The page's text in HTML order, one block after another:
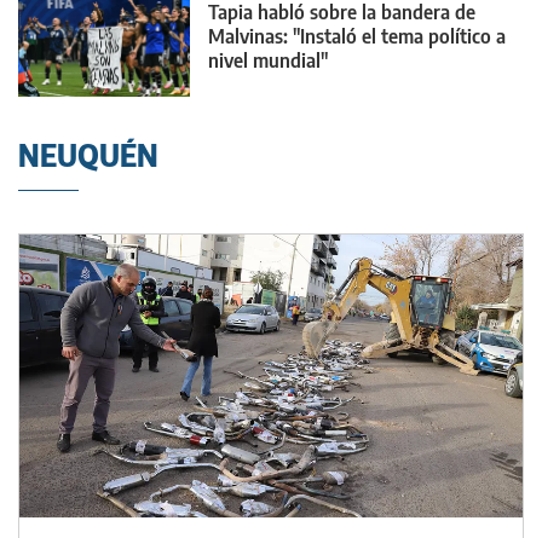
Tapia habló sobre la bandera de
Malvinas: "Instaló el tema político a
nivel mundial"
NEUQUÉN